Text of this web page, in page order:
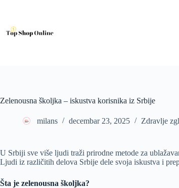
Zelenousna školjka – iskustva korisnika iz Srbije
milans decembar 23, 2025 Zdravlje
U Srbiji sve više ljudi traži prirodne metode za
Ljudi iz različitih delova Srbije dele svoja iskustva i
Šta je zelenousna školjka?